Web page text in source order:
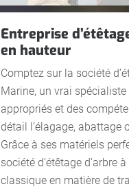
Entreprise
en hauteur
Comptez sur la société
Marine, un vrai
appropriés et des
détail l’élagage, abattage
Grâce à ses matériels
société d’étêtage d’arbre
classique en matière de